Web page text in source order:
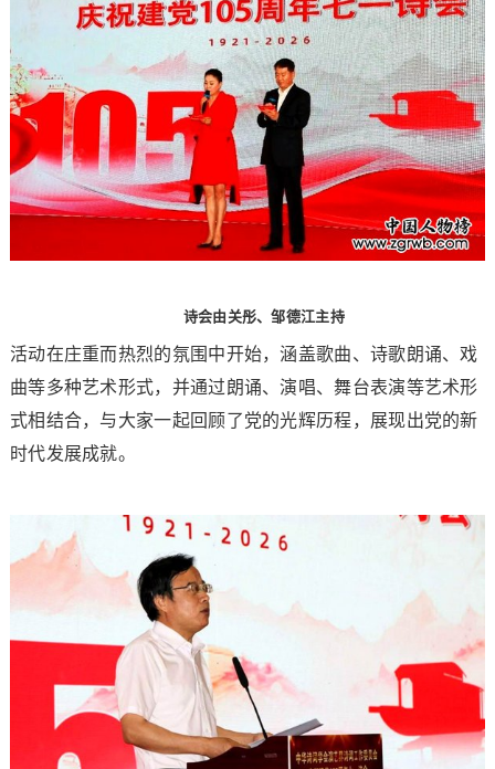
诗会由关彤、邹德江主持
活动在庄重而热烈的氛围中开始，涵盖歌曲、诗歌朗诵、戏
曲等多种艺术形式，并通过朗诵、演唱、舞台表演等艺术形
式相结合，与大家一起回顾了党的光辉历程，展现出党的新
时代发展成就。